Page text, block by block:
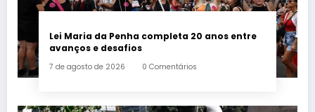
Lei Maria da Penha completa 20 anos entre
avanços e desafios
7 de agosto de 2026 0 Comentários